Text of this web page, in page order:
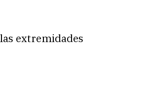
extremidades